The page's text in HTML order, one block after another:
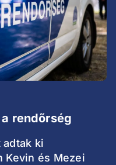
rendőrség
adtak ki
Kevin és Mezei